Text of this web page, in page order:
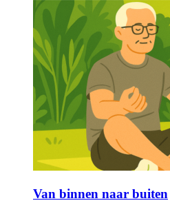
Van binnen naar buiten